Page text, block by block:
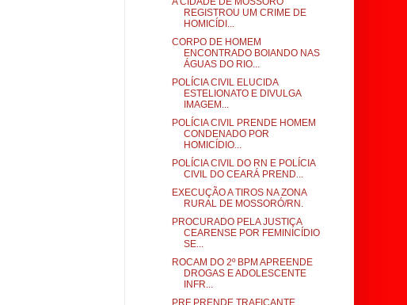
REGISTROU UM CRIME DE
HOMICÍDI...
CORPO DE HOMEM
ENCONTRADO BOIANDO NAS
ÁGUAS DO RIO...
POLÍCIA CIVIL ELUCIDA
ESTELIONATO E DIVULGA
IMAGEM...
POLÍCIA CIVIL PRENDE HOMEM
CONDENADO POR
HOMICÍDIO...
POLÍCIA CIVIL DO RN E POLÍCIA
CIVIL DO CEARÁ PREND...
EXECUÇÃO A TIROS NA ZONA
RURAL DE MOSSORÓ/RN.
PROCURADO PELA JUSTIÇA
CEARENSE POR FEMINICÍDIO
SE...
ROCAM DO 2º BPM APREENDE
DROGAS E ADOLESCENTE
INFR...
PRF PRENDE TRAFICANTE